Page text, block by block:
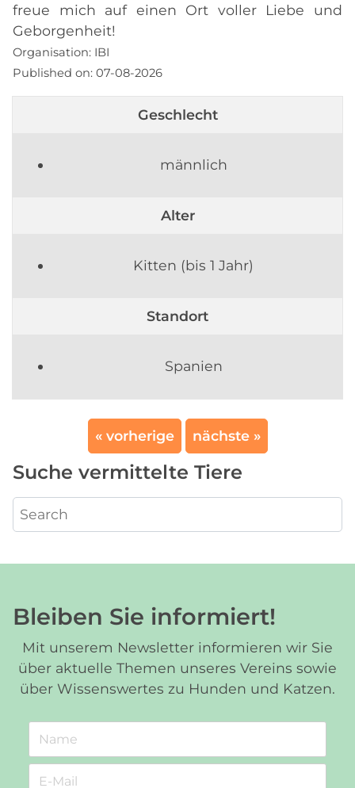
freue mich auf einen Ort voller Liebe und
Geborgenheit!
Organisation: IBI
Published on: 07-08-2026
Geschlecht
männlich
Alter
Kitten (bis 1 Jahr)
Standort
Spanien
« vorherige nächste »
Suche vermittelte Tiere
Bleiben Sie informiert!
Mit unserem Newsletter informieren wir Sie
über aktuelle Themen unseres Vereins sowie
über Wissenswertes zu Hunden und Katzen.